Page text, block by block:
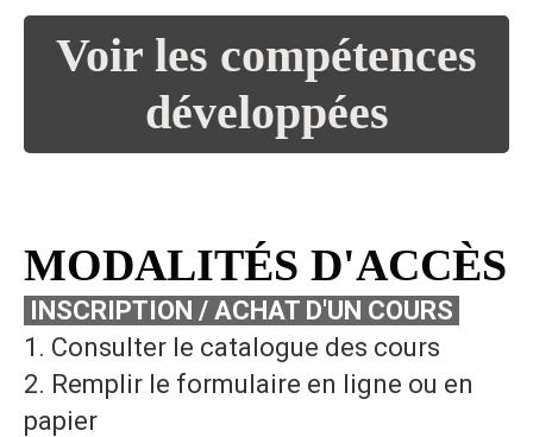
Voir les compétences
développées
MODALITÉS D'ACCÈS
INSCRIPTION / ACHAT D'UN COURS
1. Consulter le catalogue des cours
2. Remplir le formulaire en ligne ou en
papier